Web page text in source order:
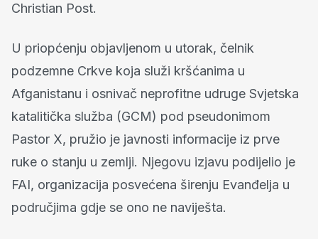
Christian Post.
U priopćenju objavljenom u utorak, čelnik
podzemne Crkve koja služi kršćanima u
Afganistanu i osnivač neprofitne udruge Svjetska
katalitička služba (GCM) pod pseudonimom
Pastor X, pružio je javnosti informacije iz prve
ruke o stanju u zemlji. Njegovu izjavu podijelio je
FAI, organizacija posvećena širenju Evanđelja u
područjima gdje se ono ne naviješta.